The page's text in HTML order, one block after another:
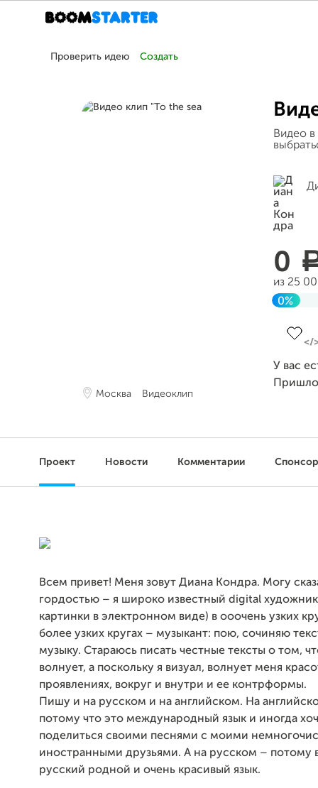
Проверить идею Создать
Москва Видеоклип
Видео в
0
из 25
0%
У вас
Проект Новости Комментарии
Всем привет! Меня зовут Диана Кондра. Могу
гордостью – я широко известный digital
картинки в электронном виде) в ооочень узких
более узких кругах – музыкант: пою, сочиняю
музыку. Стараюсь писать честные тексты о том,
волнует, а поскольку я визуал, волнует меня
проявлениях, вокруг и внутри и ее контрформы.
Пишу и на русском и на английском. На
потому что это международный язык и иногда
поделиться своими песнями с моими
иностранными друзьями. А на русском – потому
русский родной и очень красивый язык.